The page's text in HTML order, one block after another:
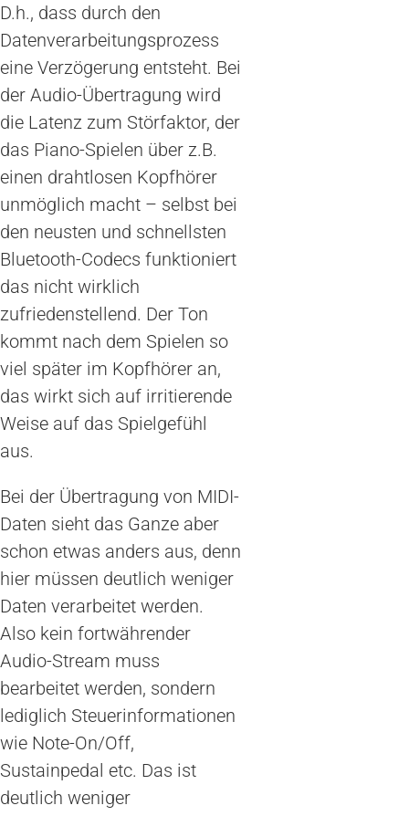
D.h., dass durch den
Datenverarbeitungsprozess
eine Verzögerung entsteht. Bei
der Audio-Übertragung wird
die Latenz zum Störfaktor, der
das Piano-Spielen über z.B.
einen drahtlosen Kopfhörer
unmöglich macht – selbst bei
den neusten und schnellsten
Bluetooth-Codecs funktioniert
das nicht wirklich
zufriedenstellend. Der Ton
kommt nach dem Spielen so
viel später im Kopfhörer an,
das wirkt sich auf irritierende
Weise auf das Spielgefühl
aus.
Bei der Übertragung von MIDI-
Daten sieht das Ganze aber
schon etwas anders aus, denn
hier müssen deutlich weniger
Daten verarbeitet werden.
Also kein fortwährender
Audio-Stream muss
bearbeitet werden, sondern
lediglich Steuerinformationen
wie Note-On/Off,
Sustainpedal etc. Das ist
deutlich weniger